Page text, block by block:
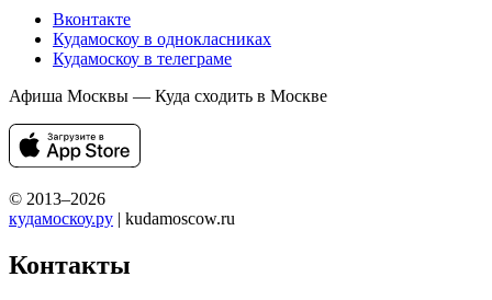
Вконтакте
Кудамоскоу в однокласниках
Кудамоскоу в телеграме
Афиша Москвы — Куда сходить в Москве
© 2013–2026
кудамоскоу.ру | kudamoscow.ru
Контакты